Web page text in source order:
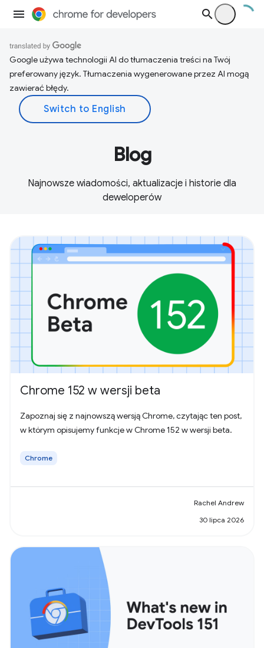
Google używa technologii AI do tłumaczenia treści na Twój
preferowany język. Tłumaczenia wygenerowane przez AI mogą
zawierać błędy.
Blog
Najnowsze wiadomości, aktualizacje i historie dla
deweloperów
Chrome 152 w wersji beta
Zapoznaj się z najnowszą wersją Chrome, czytając ten post,
w którym opisujemy funkcje w Chrome 152 w wersji beta.
Chrome
Rachel Andrew
30 lipca 2026